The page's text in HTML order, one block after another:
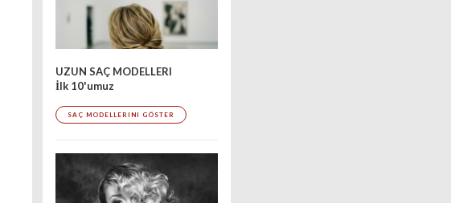
UZUN SAÇ MODELLERI
İlk 10'umuz
SAÇ MODELLERINI GÖSTER